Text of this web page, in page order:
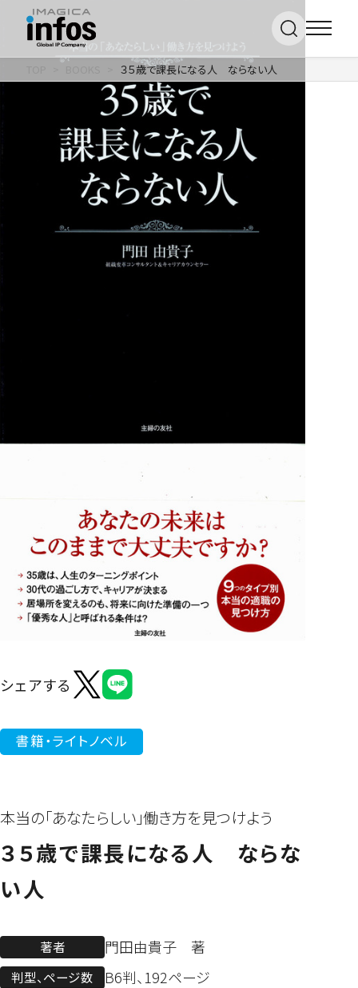
IP / MEDIA
事業紹介 TOP
出版事業
ライトアニメ事業
メディア事業
イベント事業／
COMPANY
会社情報 TOP
企業理念
RECRUIT
３５歳で課長になる人 ならない人
シェアする
書籍・ライトノベル
本当の「あなたらしい」働き方を見つけよう
３５歳で課長になる人 ならな
い人
著者 門田由貴子 著
判型、ページ数 B6判、192ページ